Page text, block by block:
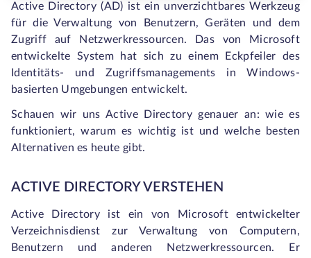
Active Directory (AD) ist ein unverzichtbares Werkzeug
für die Verwaltung von Benutzern, Geräten und dem
Zugriff auf Netzwerkressourcen. Das von Microsoft
entwickelte System hat sich zu einem Eckpfeiler des
Identitäts- und Zugriffsmanagements in Windows-
basierten Umgebungen entwickelt.
Schauen wir uns Active Directory genauer an: wie es
funktioniert, warum es wichtig ist und welche besten
Alternativen es heute gibt.
ACTIVE DIRECTORY VERSTEHEN
Active Directory ist ein von Microsoft entwickelter
Verzeichnisdienst zur Verwaltung von Computern,
Benutzern und anderen Netzwerkressourcen. Er